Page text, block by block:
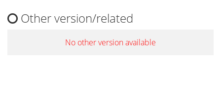
Other version/related
No other version available